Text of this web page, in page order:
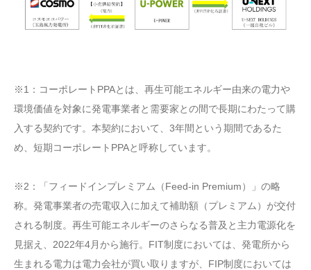
※1：コーポレートPPAとは、再生可能エネルギー由来の電力や
環境価値を対象に発電事業者と需要家との間で長期にわたって購
入する契約です。本契約において、3年間という期間であるた
め、短期コーポレートPPAと呼称しています。
※2：「フィードインプレミアム（Feed-in Premium）」の略
称。発電事業者の売電収入に加えて補助額（プレミアム）が交付
される制度。再生可能エネルギーのさらなる普及と主力電源化を
見据え、2022年4月から施行。FIT制度においては、発電所から
生まれる電力は電力会社が買い取りますが、FIP制度においては